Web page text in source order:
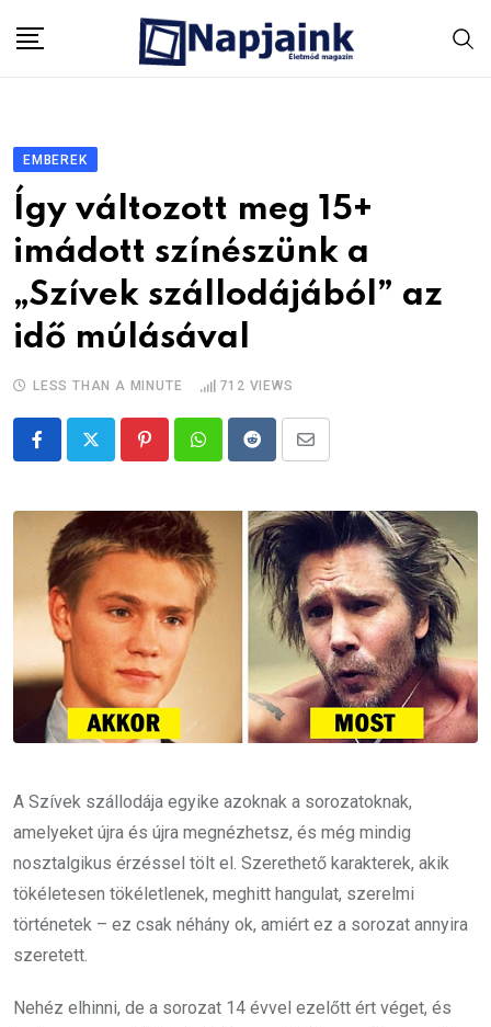
EMBEREK
Így változott meg 15+
imádott színészünk a
„Szívek szállodájából” az
idő múlásával
LESS THAN A MINUTE 712 VIEWS
PinterestWhatsappRedditShare
Email
A Szívek szállodája egyike azoknak a sorozatoknak,
amelyeket újra és újra megnézhetsz, és még mindig
nosztalgikus érzéssel tölt el. Szerethető karakterek, akik
tökéletesen tökéletlenek, meghitt hangulat, szerelmi
történetek – ez csak néhány ok, amiért ez a sorozat annyira
szeretett.
Nehéz elhinni, de a sorozat 14 évvel ezelőtt ért véget, és